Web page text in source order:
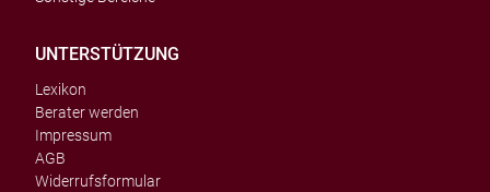
UNTERSTÜTZUNG
Lexikon
Berater werden
Impressum
AGB
Widerrufsformular